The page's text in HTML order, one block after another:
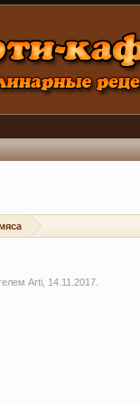
Arti 14.11.2017